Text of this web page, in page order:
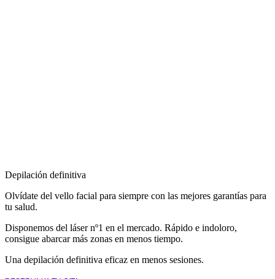
Depilación definitiva
Olvídate del vello facial para siempre con las mejores garantías para
tu salud.
Disponemos del láser nº1 en el mercado. Rápido e indoloro,
consigue abarcar más zonas en menos tiempo.
Una depilación definitiva eficaz en menos sesiones.